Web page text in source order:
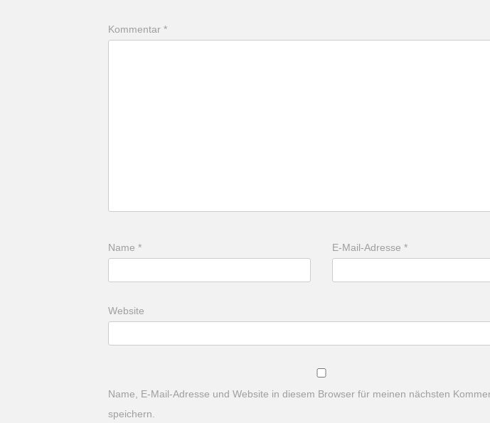
Kommentar *
Name * E-Mail-Adresse *
Website
Name, E-Mail-Adresse und Website in diesem Browser für meinen nächsten
speichern.